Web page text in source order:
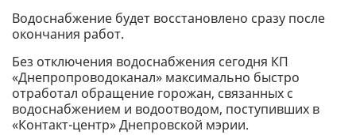
Водоснабжение будет восстановлено сразу после
окончания работ.
Без отключения водоснабжения сегодня КП
«Днепропроводоканал» максимально быстро
отработал обращение горожан, связанных с
водоснабжением и водоотводом, поступивших в
«Контакт-центр» Днепровской мэрии.